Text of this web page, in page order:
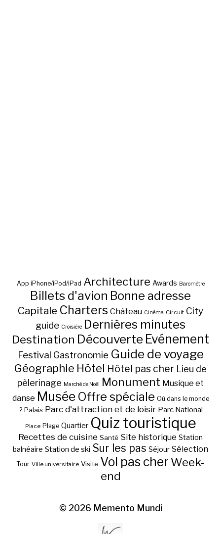
App iPhone/iPod/iPad Architecture Awards Baromètre
Billets d'avion Bonne adresse
Capitale Charters Château Cinéma Circuit City
guide Croisière Dernières minutes
Destination Découverte Evénement
Festival Gastronomie Guide de voyage
Géographie Hôtel Hôtel pas cher Lieu de
pèlerinage Marché de Noël Monument Musique et
danse Musée Offre spéciale Où dans le monde
? Palais Parc d'attraction et de loisir Parc National
Place Plage Quartier Quiz touristique
Recettes de cuisine Santé Site historique Station
balnéaire Station de ski Sur les pas Séjour Sélection
Tour Ville universitaire Visite Vol pas cher Week-
end
© 2026 Memento Mundi